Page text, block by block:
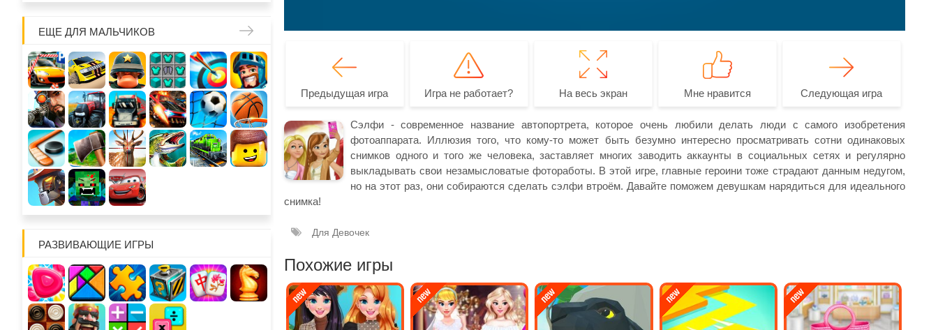
ЕЩЕ ДЛЯ МАЛЬЧИКОВ
РАЗВИВАЮЩИЕ ИГРЫ
Предыдущая игра Игра не работает? На весь экран Мне нравится Следующая игра
Сэлфи - современное название автопортрета, которое очень любили делать люди с самого изобретения
фотоаппарата. Иллюзия того, что кому-то может быть безумно интересно просматривать сотни одинаковых
снимков одного и того же человека, заставляет многих заводить аккаунты в социальных сетях и регулярно
выкладывать свои незамысловатые фотоработы. В этой игре, главные героини тоже страдают данным недугом,
но на этот раз, они собираются сделать сэлфи втроём. Давайте поможем девушкам нарядиться для идеального
снимка!
Для Девочек
Похожие игры